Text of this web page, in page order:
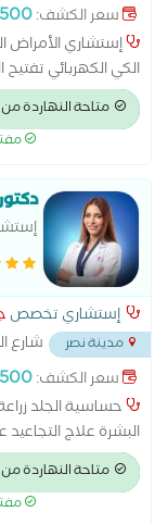
سعر الكشف:500
إستشاري الأمراض
الكي الكهربائي
الإكزيما علاج البشرة
التينيا علاج الصدفية
الجلدي علاج
الغمازات
متاحة النهاردة من 12:00 مساءً
إستشاري تخصص
مدينة نصر شارع
سعر الكشف:500
حساسية الجلد
البشرة علاج التجاعيد
الصدفية علاج الصلع
الكَلَف علاج الكيس
للسيدات علاج عين
متاحة النهاردة من 12:00 مساءً